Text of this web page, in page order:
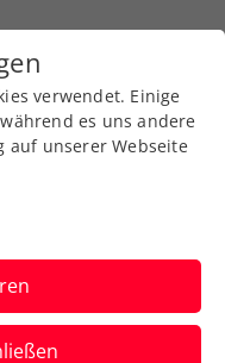
Open:
bei
verwendet. Einige
es uns andere
auf unserer Webseite